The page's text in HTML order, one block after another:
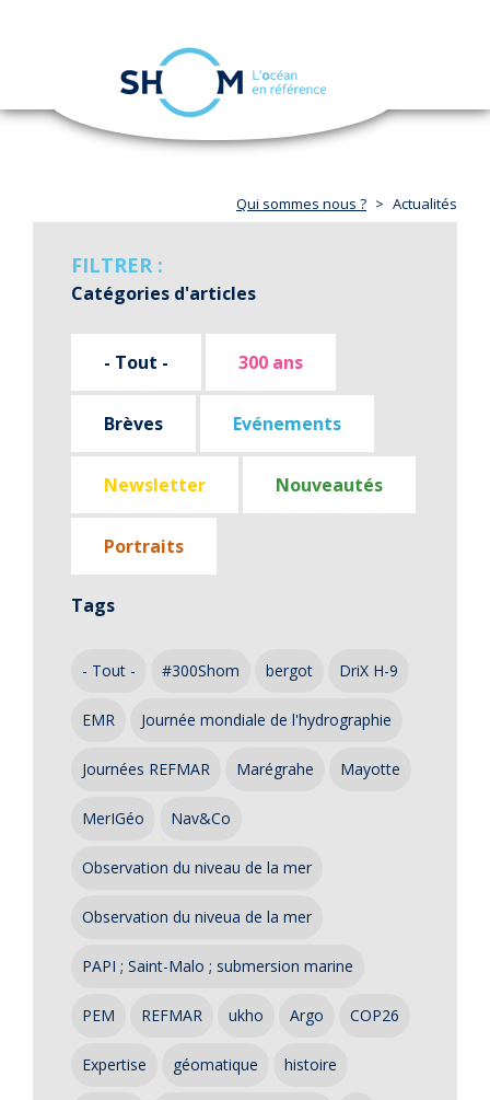
Aller
navigation
Qui sommes nous ? Actualités
FILTRER :
Catégories d'articles
- Tout - 300 ans
Brèves Evénements
Newsletter Nouveautés
Portraits
Tags
- Tout - #300Shom bergot DriX H-9
EMR Journée mondiale de l'hydrographie
Journées REFMAR Marégrahe Mayotte
MerIGéo Nav&Co
Observation du niveau de la mer
Observation du niveua de la mer
PAPI ; Saint-Malo ; submersion marine
PEM REFMAR ukho Argo COP26
Expertise géomatique histoire